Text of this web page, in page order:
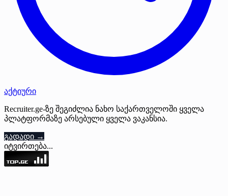
აქტიური
Recruiter.ge-ზე შეგიძლია ნახო საქართველოში ყველა
პლატფორმაზე არსებული ყველა ვაკანსია.
გადადი →
იტვირთება...